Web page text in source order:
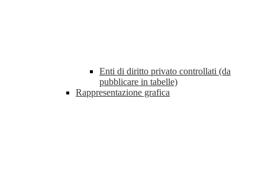
Enti di diritto privato controllati (da
pubblicare in tabelle)
Rappresentazione grafica